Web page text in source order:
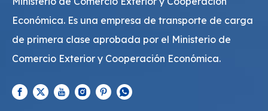
Económica. Es una empresa de transporte de carga
de primera clase aprobada por el Ministerio de
Comercio Exterior y Cooperación Económica.